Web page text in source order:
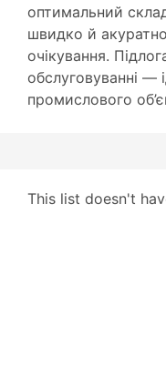
оптимальний
швидко й
очікування.
обслуговуванні —
промислового
This list doesn't